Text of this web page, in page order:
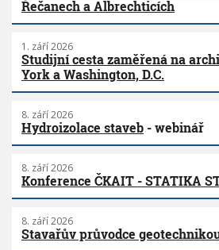
Řečanech a Albrechticích
1. září 2026
Studijní cesta zaměřená na
York a Washington, D.C.
8. září 2026
Hydroizolace staveb - webinář
8. září 2026
Konference ČKAIT - STATIKA
8. září 2026
Stavařův průvodce